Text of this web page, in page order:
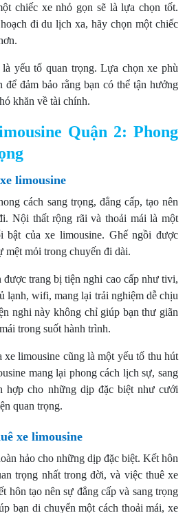
chiếc xe nhỏ gọn sẽ là lựa chọn tốt.
đi du lịch xa, hãy chọn một chiếc
yếu tố quan trọng. Lựa chọn xe phù
để đảm bảo rằng bạn có thể tận hưởng
khăn về tài chính.
Quận 2: Phong
limousine
cách sang trọng, đẳng cấp, tạo nên
Nội thất rộng rãi và thoải mái là một
bật của xe limousine. Ghế ngồi được
mệt mỏi trong chuyến đi dài.
trang bị tiện nghi cao cấp như tivi,
lạnh, wifi, mang lại trải nghiệm dễ chịu
nghi này không chỉ giúp bạn thư giãn
trong suốt hành trình.
xe limousine cũng là một yếu tố thu hút
mang lại phong cách lịch sự, sang
hợp cho những dịp đặc biệt như cưới
quan trọng.
xe limousine
hảo cho những dịp đặc biệt. Kết hôn
trọng nhất trong đời, và việc thuê xe
hôn tạo nên sự đẳng cấp và sang trọng
bạn di chuyển một cách thoải mái, xe